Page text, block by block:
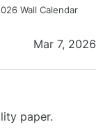
Wall Calendar
Mar 7, 2026
paper.